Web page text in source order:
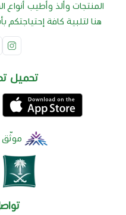
المنتجات وألذ وأطيب أنواع
هنا لتلبية كافة
تحميل
موثّق